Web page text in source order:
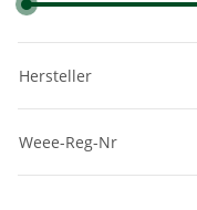
Hersteller
Weee-Reg-Nr